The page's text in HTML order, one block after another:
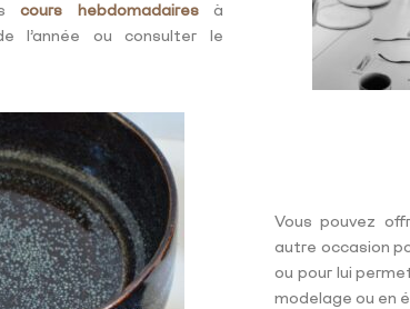
cours hebdomadaires
à
l’année ou consulter le
Vous pouvez
autre occasion
ou pour lui
modelage ou en